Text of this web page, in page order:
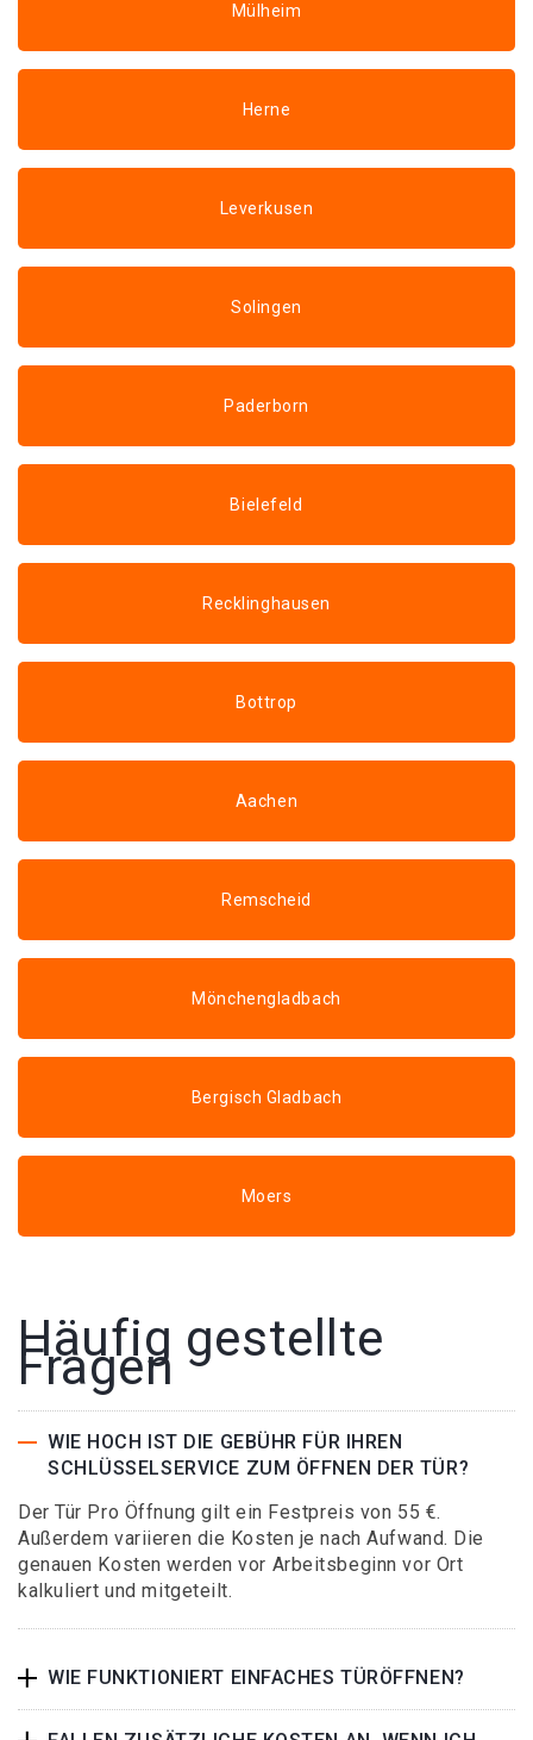
Mülheim
Herne
Leverkusen
Solingen
Paderborn
Bielefeld
Recklinghausen
Bottrop
Aachen
Remscheid
Mönchengladbach
Bergisch Gladbach
Moers
Häufig gestellte
Fragen
WIE HOCH IST DIE GEBÜHR FÜR IHREN
SCHLÜSSELSERVICE ZUM ÖFFNEN DER TÜR?
Der Tür Pro Öffnung gilt ein Festpreis von 55 €.
Außerdem variieren die Kosten je nach Aufwand. Die
genauen Kosten werden vor Arbeitsbeginn vor Ort
kalkuliert und mitgeteilt.
WIE FUNKTIONIERT EINFACHES TÜRÖFFNEN?